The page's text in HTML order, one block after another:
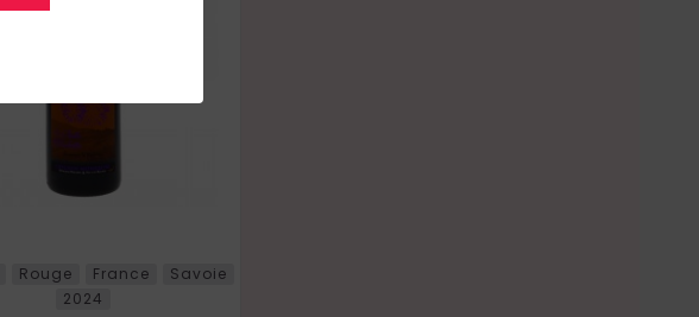
Rouge France
Savoie
2024